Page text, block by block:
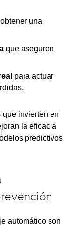
una
que aseguren
para actuar
que invierten en
la eficacia
predictivos
automático son